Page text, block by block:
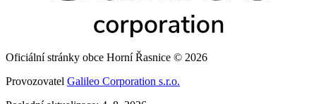
Oficiální stránky obce Horní Řasnice © 2026
Provozovatel Galileo Corporation s.r.o.